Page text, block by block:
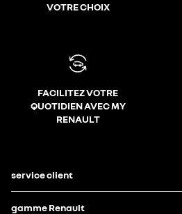
VOTRE CHOIX
FACILITEZ VOTRE
QUOTIDIEN AVEC MY
RENAULT
service client
gamme Renault